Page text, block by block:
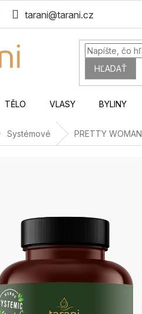
tarani@tarani.cz
HĽADAŤ
TĚLO VLASY BYLINY
Systémové PRETTY WOMAN